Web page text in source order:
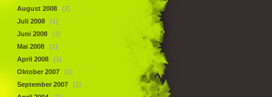
August 2008
(2)
Juli 2008
(1)
Juni 2008
(3)
Mai 2008
(1)
April 2008
(1)
Oktober 2007
(1)
September 2007
(1)